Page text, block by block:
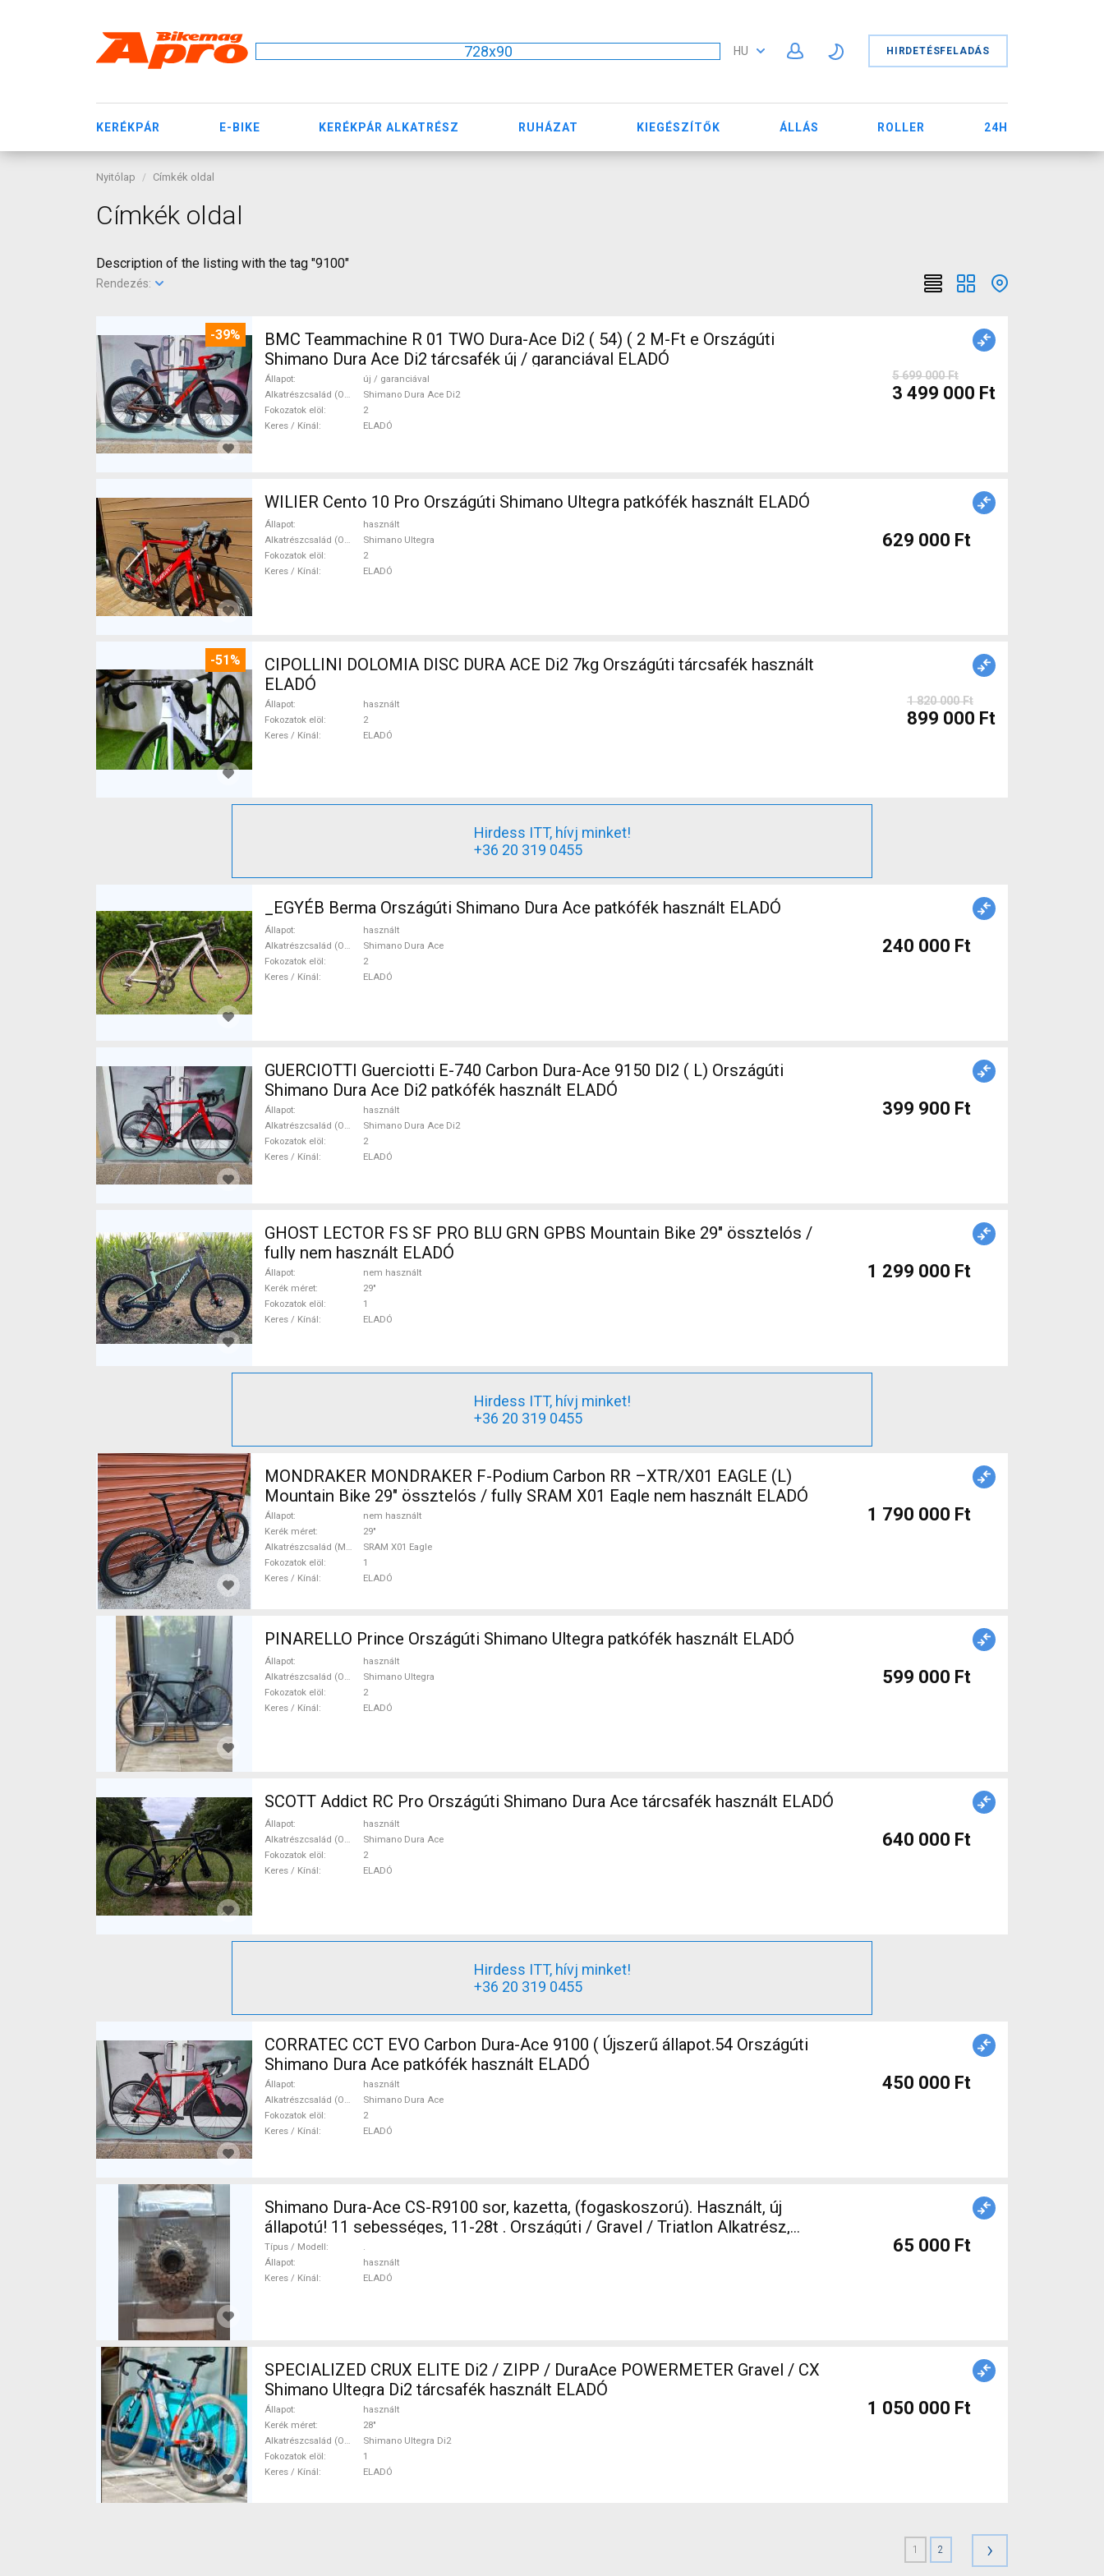
728x90 HU HIRDETÉSFELADÁS
KERÉKPÁR E-BIKE KERÉKPÁR ALKATRÉSZ RUHÁZAT KIEGÉSZÍTŐK ÁLLÁS ROLLER 24H
Nyitólap Címkék oldal
Címkék oldal
Description of the listing with the tag "9100"
Rendezés:
-39%
BMC Teammachine R 01 TWO Dura-Ace Di2 ( 54) ( 2 M-Ft e Országúti
Shimano Dura Ace Di2 tárcsafék új / garanciával ELADÓ
Állapot
új / garanciával
Alkatrészcsalád (Outi)
Shimano Dura Ace Di2
Fokozatok elöl
2
Keres / Kínál
ELADÓ
5 699 000 Ft
3 499 000 Ft
WILIER Cento 10 Pro Országúti Shimano Ultegra patkófék használt ELADÓ
Állapot
használt
Alkatrészcsalád (Outi)
Shimano Ultegra
Fokozatok elöl
2
Keres / Kínál
ELADÓ
629 000 Ft
-51%
CIPOLLINI DOLOMIA DISC DURA ACE Di2 7kg Országúti tárcsafék használt
ELADÓ
Állapot
használt
Fokozatok elöl
2
Keres / Kínál
ELADÓ
1 820 000 Ft
899 000 Ft
Hirdess ITT, hívj minket!
+36 20 319 0455
_EGYÉB Berma Országúti Shimano Dura Ace patkófék használt ELADÓ
Állapot
használt
Alkatrészcsalád (Outi)
Shimano Dura Ace
Fokozatok elöl
2
Keres / Kínál
ELADÓ
240 000 Ft
GUERCIOTTI Guerciotti E-740 Carbon Dura-Ace 9150 DI2 ( L) Országúti
Shimano Dura Ace Di2 patkófék használt ELADÓ
Állapot
használt
Alkatrészcsalád (Outi)
Shimano Dura Ace Di2
Fokozatok elöl
2
Keres / Kínál
ELADÓ
399 900 Ft
GHOST LECTOR FS SF PRO BLU GRN GPBS Mountain Bike 29" össztelós /
fully nem használt ELADÓ
Állapot
nem használt
Kerék méret
29"
Fokozatok elöl
1
Keres / Kínál
ELADÓ
1 299 000 Ft
Hirdess ITT, hívj minket!
+36 20 319 0455
MONDRAKER MONDRAKER F-Podium Carbon RR –XTR/X01 EAGLE (L)
Mountain Bike 29" össztelós / fully SRAM X01 Eagle nem használt ELADÓ
Állapot
nem használt
Kerék méret
29"
Alkatrészcsalád (MTB)
SRAM X01 Eagle
Fokozatok elöl
1
Keres / Kínál
ELADÓ
1 790 000 Ft
PINARELLO Prince Országúti Shimano Ultegra patkófék használt ELADÓ
Állapot
használt
Alkatrészcsalád (Outi)
Shimano Ultegra
Fokozatok elöl
2
Keres / Kínál
ELADÓ
599 000 Ft
SCOTT Addict RC Pro Országúti Shimano Dura Ace tárcsafék használt ELADÓ
Állapot
használt
Alkatrészcsalád (Outi)
Shimano Dura Ace
Fokozatok elöl
2
Keres / Kínál
ELADÓ
640 000 Ft
Hirdess ITT, hívj minket!
+36 20 319 0455
CORRATEC CCT EVO Carbon Dura-Ace 9100 ( Újszerű állapot.54 Országúti
Shimano Dura Ace patkófék használt ELADÓ
Állapot
használt
Alkatrészcsalád (Outi)
Shimano Dura Ace
Fokozatok elöl
2
Keres / Kínál
ELADÓ
450 000 Ft
Shimano Dura-Ace CS-R9100 sor, kazetta, (fogaskoszorú). Használt, új
állapotú! 11 sebességes, 11-28t . Országúti / Gravel / Triatlon Alkatrész,
Országúti Hajtásrendszer használt ELADÓ
Típus / Modell
.
Állapot
használt
Keres / Kínál
ELADÓ
65 000 Ft
SPECIALIZED CRUX ELITE Di2 / ZIPP / DuraAce POWERMETER Gravel / CX
Shimano Ultegra Di2 tárcsafék használt ELADÓ
Állapot
használt
Kerék méret
28"
Alkatrészcsalád (Outi)
Shimano Ultegra Di2
Fokozatok elöl
1
Keres / Kínál
ELADÓ
1 050 000 Ft
1 2 ›